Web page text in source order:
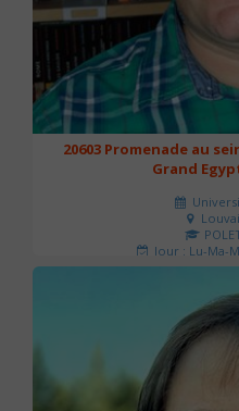
20603 Promenade au
Grand
Jour : Lu-Ma-
Nombre